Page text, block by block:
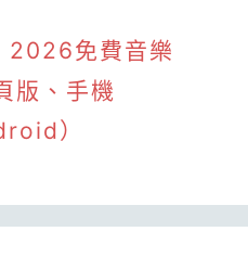
免費音樂
版、手機
）